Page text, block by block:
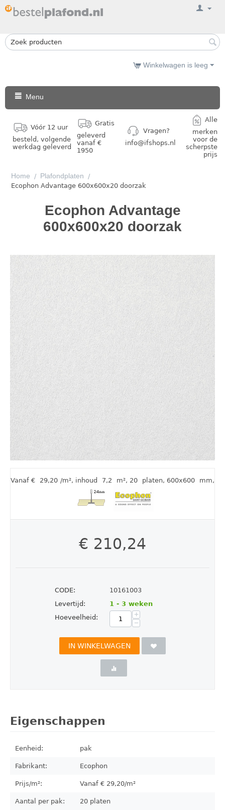
Winkelwagen is leeg
Menu
Vóór 12 uur
besteld, volgende
werkdag geleverd
Gratis
geleverd
vanaf €
1950
Vragen?
info@ifshops.nl
Alle
merken
voor de
scherpste
prijs
Home / Plafondplaten
/
Ecophon Advantage 600x600x20 doorzak
Ecophon Advantage
600x600x20 doorzak
Vanaf € 29,20 /m², inhoud 7,2 m², 20 platen, 600x600 mm,
€ 210,24
CODE:
10161003
Levertijd:
1 - 3 weken
Hoeveelheid:
+
−
IN WINKELWAGEN
Eigenschappen
Eenheid: pak
Fabrikant: Ecophon
Prijs/m²: Vanaf € 29,20/m²
Aantal per pak: 20 platen